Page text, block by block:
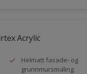
Acrylic
Helmatt fasade- og
grunnmursmaling